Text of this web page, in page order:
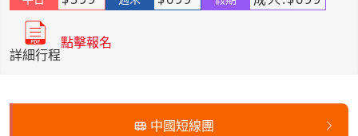
中國短線團
詳細行程
點擊報名